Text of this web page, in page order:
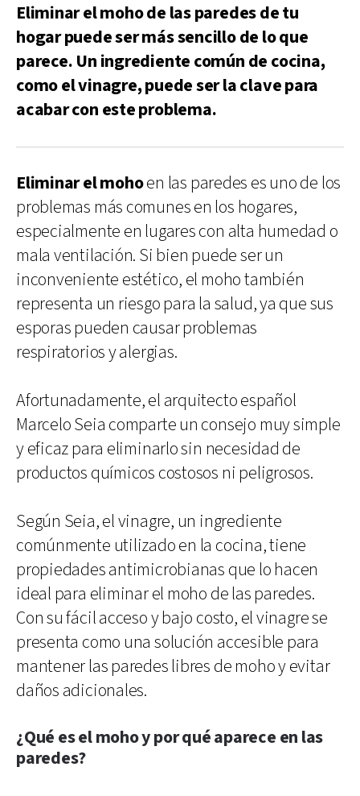
Eliminar el moho de las paredes de tu
hogar puede ser más sencillo de lo que
parece. Un ingrediente común de cocina,
como el vinagre, puede ser la clave para
acabar con este problema.
Eliminar el mohoen las paredes es uno de los
problemas más comunes en los hogares,
especialmente en lugares con alta humedad o
mala ventilación. Si bien puede ser un
inconveniente estético, el moho también
representa un riesgo para la salud, ya que sus
esporas pueden causar problemas
respiratorios y alergias.
Afortunadamente, el arquitecto español
Marcelo Seia comparte un consejo muy simple
y eficaz para eliminarlo sin necesidad de
productos químicos costosos ni peligrosos.
Según Seia, el vinagre, un ingrediente
comúnmente utilizado en la cocina, tiene
propiedades antimicrobianas que lo hacen
ideal para eliminar el moho de las paredes.
Con su fácil acceso y bajo costo, el vinagre se
presenta como una solución accesible para
mantener las paredes libres de moho y evitar
daños adicionales.
¿Qué es el moho y por qué aparece en las
paredes?